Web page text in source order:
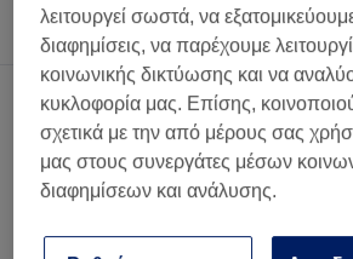
Ταξινόμηση κατά Σαλόνια
2 καταστήματα που προσφέρουν: κρυολιπόλυση
λειτουργεί σωστά, να
διαφημίσεις, να παρέχουμε
κοινωνικής δικτύωσης και να
κυκλοφορία μας. Επίσης,
σχετικά με την από μέρους σας
μας στους συνεργάτες μέσων
διαφημίσεων και ανάλυσης.